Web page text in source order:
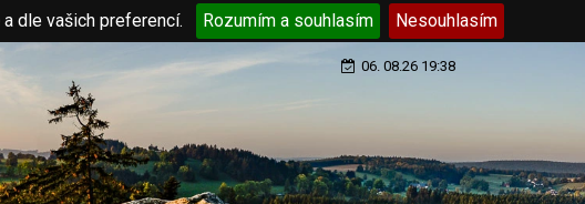
dle vašich preferencí. Rozumím a souhlasím Nesouhlasím
06. 08.26 19:38